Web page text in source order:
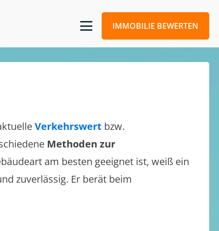
IMMOBILIE BEWERTEN
Verkehrswert bzw.
Methoden zur
am besten geeignet ist, weiß ein
zuverlässig. Er berät beim